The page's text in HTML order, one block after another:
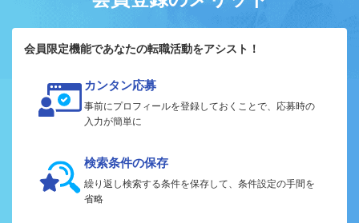
会員限定機能であなたの転職活動をアシスト！
カンタン応募
事前にプロフィールを登録しておくことで、応募時の
入力が簡単に
検索条件の保存
繰り返し検索する条件を保存して、条件設定の手間を
省略